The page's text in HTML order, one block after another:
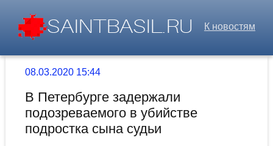
К новостям
08.03.2020 15:44
В Петербурге задержали
подозреваемого в убийстве
подростка сына судьи